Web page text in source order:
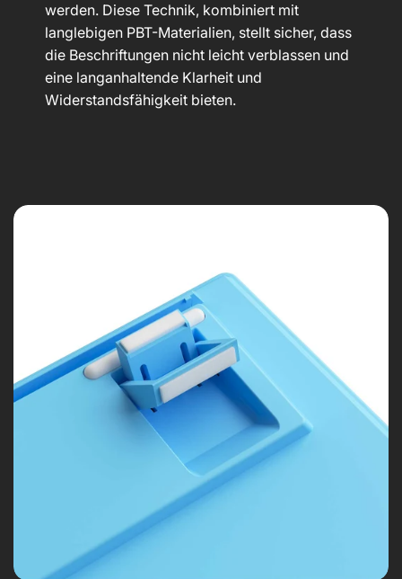
werden. Diese Technik, kombiniert mit
langlebigen PBT-Materialien, stellt sicher, dass
die Beschriftungen nicht leicht verblassen und
eine langanhaltende Klarheit und
Widerstandsfähigkeit bieten.